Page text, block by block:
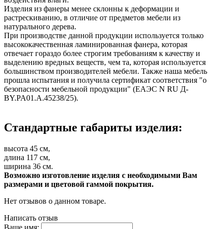
Изделия из фанеры менее склонны к деформации и
растрескиванию, в отличие от предметов мебели из
натурального дерева.
При производстве данной продукции используется только
высококачественная ламинированная фанера, которая
отвечает гораздо более строгим требованиям к качеству и
выделению вредных веществ, чем та, которая используется
большинством производителей мебели. Также наша мебель
прошла испытания и получила сертификат соответствия "о
безопасности мебельной продукции" (ЕАЭС N RU Д-
BY.PA01.A.45238/25).
Стандартные габариты изделия:
высота 45 см,
длина 117 см,
ширина 36 см.
Возможно изготовление изделия с необходимыми Вам
размерами и цветовой гаммой покрытия.
Нет отзывов о данном товаре.
Написать отзыв